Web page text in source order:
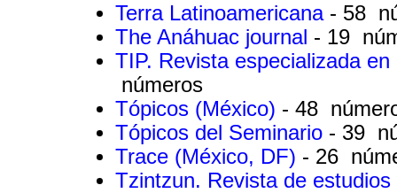
Terra Latinoamericana - 58
The Anáhuac journal - 19
TIP. Revista especializada
números
Tópicos (México) - 48
Tópicos del Seminario - 39
Trace (México, DF) - 26
Tzintzun. Revista de